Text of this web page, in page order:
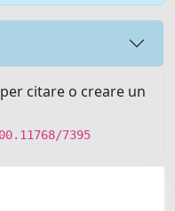
citare o creare un
7395